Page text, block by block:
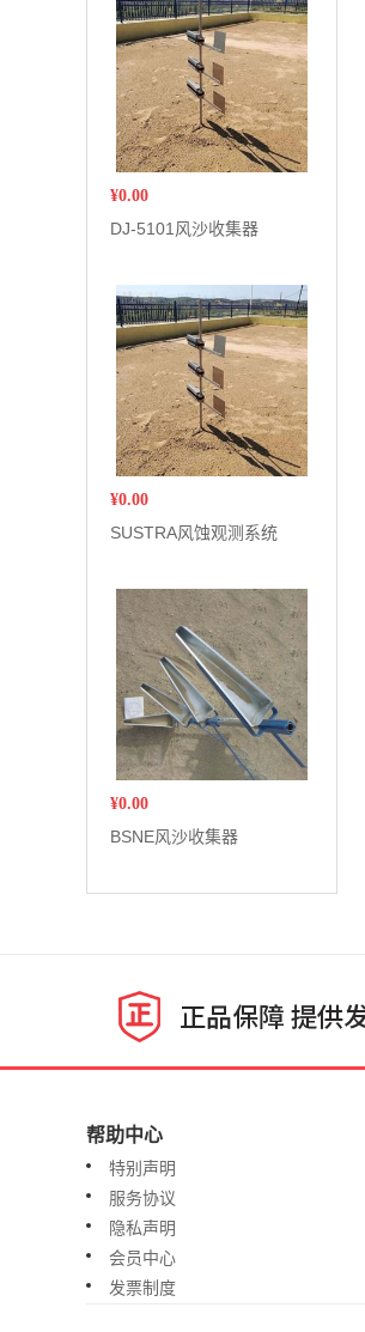
¥0.00
DJ-5101风沙收集器
¥0.00
SUSTRA风蚀观测系统
¥0.00
BSNE风沙收集器
帮助中心
特别声明
服务协议
隐私声明
会员中心
发票制度